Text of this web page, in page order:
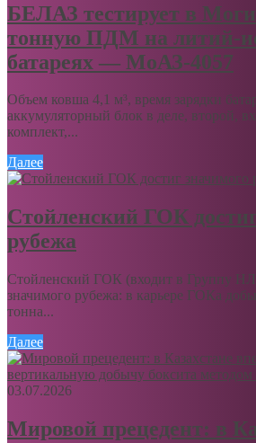
БЕЛАЗ тестирует в
тонную ПДМ на литий-
батареях — МоАЗ-4057
Объем ковша 4,1 м³, время зарядки
аккумуляторный блок в деле, второй,
комплект,...
Далее
Стойленский ГОК
рубежа
Стойленский ГОК (входит в Группу
значимого рубежа: в карьере ГОКа
тонна...
Далее
03.07.2026
Мировой прецедент: в